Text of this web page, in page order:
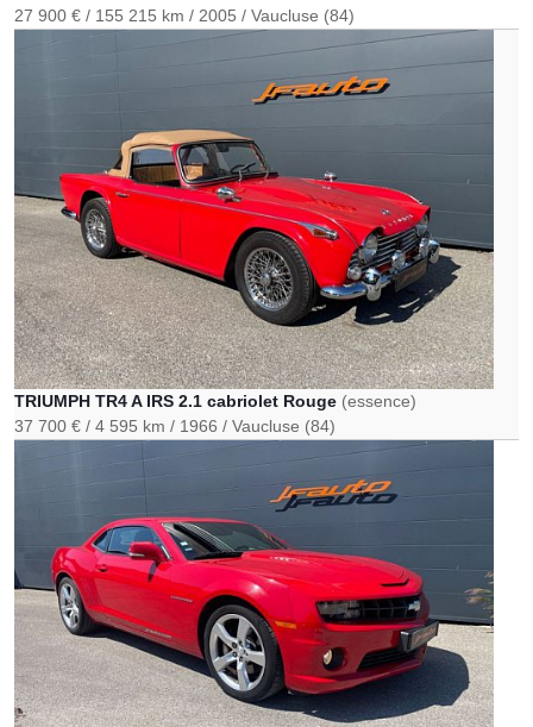
27 900 €
155 215 km 2005 Vaucluse (84)
TRIUMPH TR4 A IRS 2.1 cabriolet Rouge (essence)
37 700 €
4 595 km 1966 Vaucluse (84)